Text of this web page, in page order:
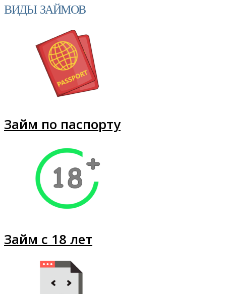
ВИДЫ ЗАЙМОВ
Займ по паспорту
Займ с 18 лет